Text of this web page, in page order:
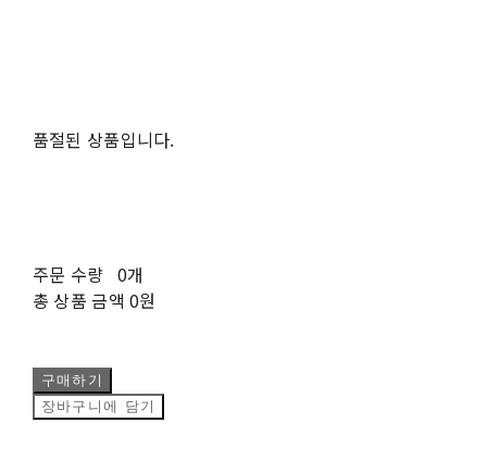
품절된 상품입니다.
주문 수량 0개
총 상품 금액 0원
구매하기
장바구니에 담기